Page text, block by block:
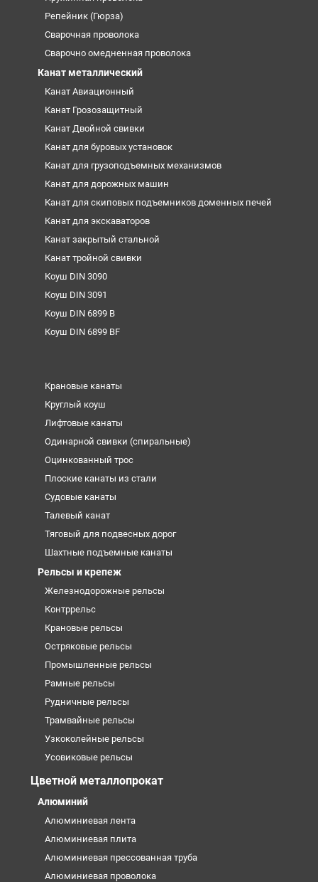
Репейник (Гюрза)
Сварочная проволока
Сварочно омедненная проволока
Канат металлический
Канат Авиационный
Канат Грозозащитный
Канат Двойной свивки
Канат для буровых установок
Канат для грузоподъемных механизмов
Канат для дорожных машин
Канат для скиповых подъемников доменных печей
Канат для экскаваторов
Канат закрытый стальной
Канат тройной свивки
Коуш DIN 3090
Коуш DIN 3091
Коуш DIN 6899 B
Коуш DIN 6899 BF
Крановые канаты
Круглый коуш
Лифтовые канаты
Одинарной свивки (спиральные)
Оцинкованный трос
Плоские канаты из стали
Судовые канаты
Талевый канат
Тяговый для подвесных дорог
Шахтные подъемные канаты
Рельсы и крепеж
Железнодорожные рельсы
Контррельс
Крановые рельсы
Остряковые рельсы
Промышленные рельсы
Рамные рельсы
Рудничные рельсы
Трамвайные рельсы
Узкоколейные рельсы
Усовиковые рельсы
Цветной металлопрокат
Алюминий
Алюминиевая лента
Алюминиевая плита
Алюминиевая прессованная труба
Алюминиевая проволока